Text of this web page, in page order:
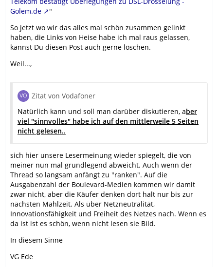
Golem.de
"
So jetzt wo wir das alles mal schön zusammen gelinkt
haben, die Links von Heise habe ich mal raus gelassen,
kannst Du diesen Post auch gerne löschen.
Weil...,
Zitat von Vodafoner
Natürlich kann und soll man darüber diskutieren, aber
viel "sinnvolles" habe ich auf den mittlerweile 5 Seiten
nicht gelesen..
sich hier unsere Lesermeinung wieder spiegelt, die von
meiner nun mal grundlegend abweicht. Auch wenn der
Thread so langsam anfängt zu "ranken". Auf die
Ausgabenzahl der Boulevard-Medien kommen wir damit
zwar nicht, aber die Käufer denken dort halt nur bis zur
nächsten Mahlzeit. Als über Netzneutralität,
Innovationsfähigkeit und Freiheit des Netzes nach. Wenn es
da ist ist es schön, wenn nicht lesen sie Bild.
In diesem Sinne
VG Ede